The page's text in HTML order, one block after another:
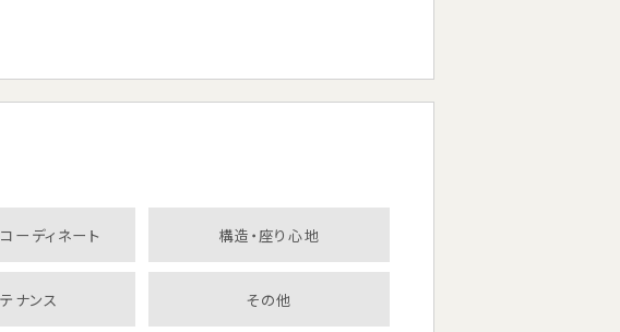
ーディネート 構造・座り心地
ナンス その他